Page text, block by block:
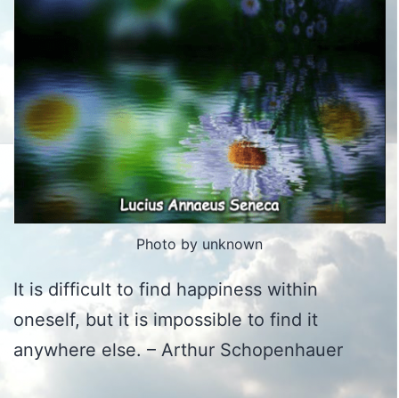
Photo by unknown
It is difficult to find happiness within
oneself, but it is impossible to find it
anywhere else. – Arthur Schopenhauer